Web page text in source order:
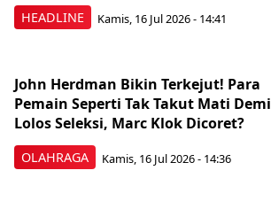
HEADLINE Kamis, 16 Jul 2026 - 14:41
OLAHRAGA
John Herdman Bikin Terkejut! Para
Pemain Seperti Tak Takut Mati Demi
Lolos Seleksi, Marc Klok Dicoret?
Kamis, 16 Jul 2026 - 14:36